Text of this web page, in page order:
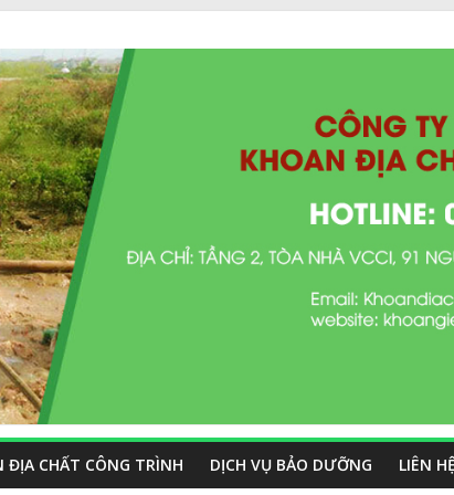
ĐỊA CHẤT CÔNG TRÌNH DỊCH VỤ BẢO DƯỠNG LIÊN